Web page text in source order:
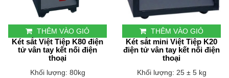
THÊM VÀO GIỎ
Két sắt Việt Tiệp K80 điện
tử vân tay kết nối điện
thoại
Khối lượng: 80kg
THÊM VÀO GIỎ
Két sắt mini Việt Tiệp K20
điện tử vân tay kết nối điện
thoại
Khối lượng: 25 ± 5 kg